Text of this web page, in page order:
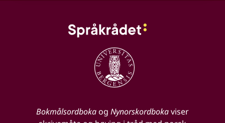
Bokmålsordbokaog Nynorskordbokaviser